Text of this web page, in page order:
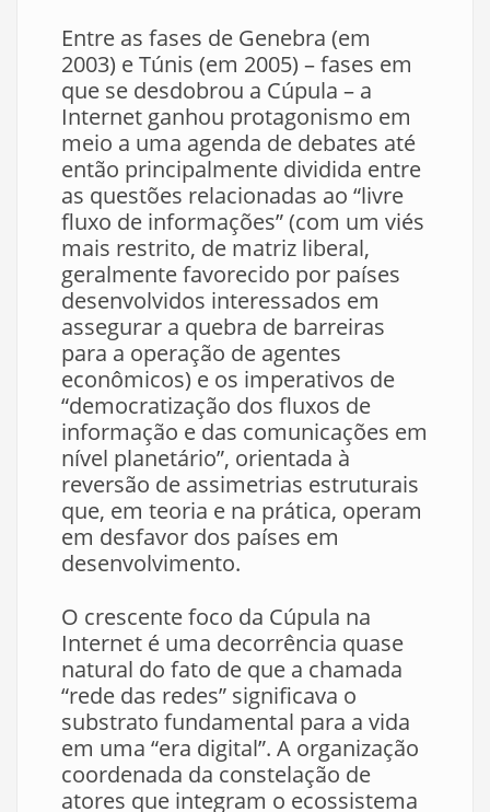
Entre as fases de Genebra (em
2003) e Túnis (em 2005) – fases em
que se desdobrou a Cúpula – a
Internet ganhou protagonismo em
meio a uma agenda de debates até
então principalmente dividida entre
as questões relacionadas ao “livre
fluxo de informações” (com um viés
mais restrito, de matriz liberal,
geralmente favorecido por países
desenvolvidos interessados em
assegurar a quebra de barreiras
para a operação de agentes
econômicos) e os imperativos de
“democratização dos fluxos de
informação e das comunicações em
nível planetário”, orientada à
reversão de assimetrias estruturais
que, em teoria e na prática, operam
em desfavor dos países em
desenvolvimento.
O crescente foco da Cúpula na
Internet é uma decorrência quase
natural do fato de que a chamada
“rede das redes” significava o
substrato fundamental para a vida
em uma “era digital”. A organização
coordenada da constelação de
atores que integram o ecossistema